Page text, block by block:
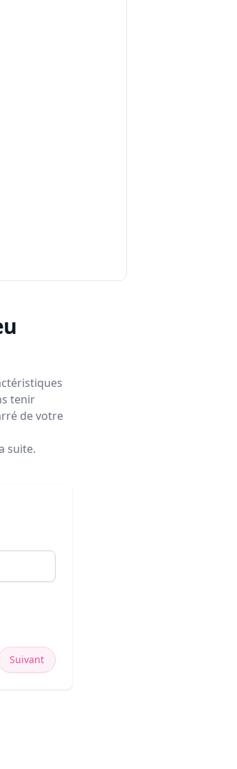
tenir
de votre
suite.
Suivant